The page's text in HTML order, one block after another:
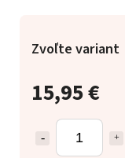
15,95 €
Zvoľte variant